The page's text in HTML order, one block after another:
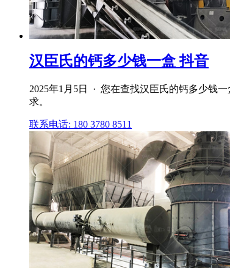
汉臣氏的钙多少钱一盒 抖音
2025年1月5日 · 您在查找汉臣氏的钙多少钱
求。
联系电话: 180 3780 8511